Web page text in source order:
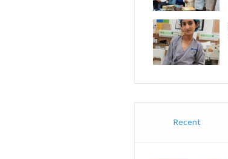
Recent